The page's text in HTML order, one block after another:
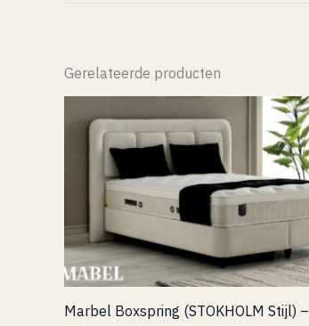
Gerelateerde producten
Marbel Boxspring (STOKHOLM Stijl) –